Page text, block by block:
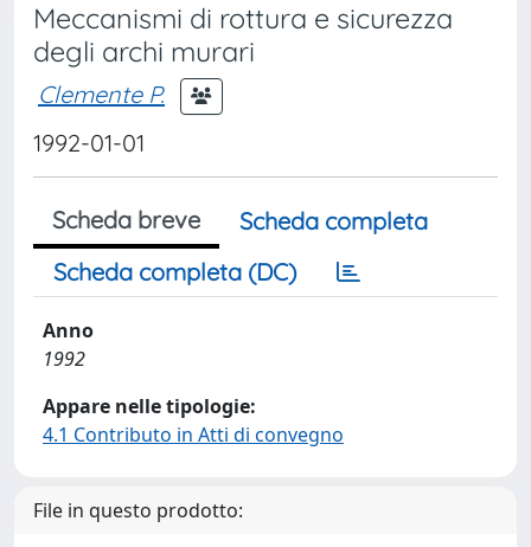
Meccanismi di rottura e sicurezza
degli archi murari
Clemente P.
1992-01-01
Scheda breve
Scheda completa
Scheda completa (DC)
Anno
1992
Appare nelle tipologie:
4.1 Contributo in Atti di convegno
File in questo prodotto: